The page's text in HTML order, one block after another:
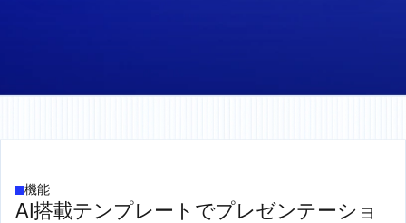
機能
AI搭載テンプレートでプレゼンテーショ